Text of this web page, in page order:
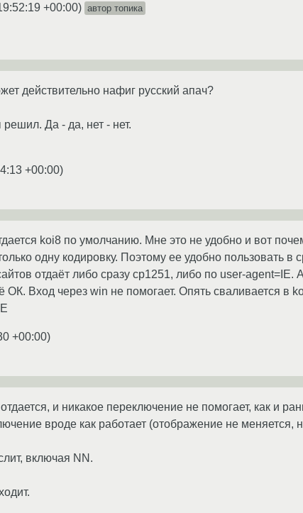
+00:00) автор топика
действительно нафиг русский апач?
Да - да, нет - нет.
+00:00)
koi8 по умолчанию. Мне это не удобно и вот
одну кодировку. Поэтому ее удобно пользовать в
отдаёт либо сразу cp1251, либо по user-agent=IE.
ОК. Вход через win не помогает. Опять сваливается в
+00:00)
и никакое переключение не помогает, как и
вроде как работает (отображение не меняется,
включая NN.